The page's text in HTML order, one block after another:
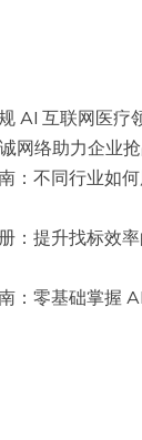
AI 互联网医疗
网络助力企业
：不同行业如
：提升找标效
：零基础掌握